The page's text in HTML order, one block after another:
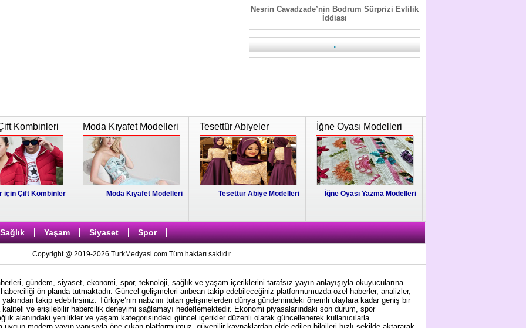
Nesrin Cavadzade’nin Bodrum Sürprizi Evlilik
İddiası
.
Kombinleri
için Çift Kombinler
Moda Kıyafet Modelleri
Moda Kıyafet Modelleri
Tesettür Abiyeler
Tesettür Abiye Modelleri
İğne Oyası Modelleri
İğne Oyası Yazma Modelleri
Sağlık Yaşam Siyaset Spor
Copyright @ 2019-2026 TurkMedyasi.com Tüm hakları saklıdır.
gündem, siyaset, ekonomi, spor, teknoloji, sağlık ve yaşam içeriklerini tarafsız yayın anlayışıyla okuyucularına
ön planda tutmaktadır. Güncel gelişmeleri anbean takip edebileceğiniz platformumuzda özel haberler, analizler,
takip edebilirsiniz. Türkiye’nin nabzını tutan gelişmelerden dünya gündemindeki önemli olaylara kadar geniş bir
ve erişilebilir habercilik deneyimi sağlamayı hedeflemektedir. Ekonomi piyasalarındaki son durum, spor
alanındaki yenilikler ve yaşam kategorisindeki güncel içerikler düzenli olarak güncellenerek kullanıcılarla